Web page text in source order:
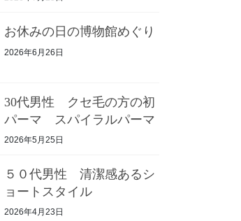
お休みの日の博物館めぐり
2026年6月26日
30代男性 クセ毛の方の初
パーマ スパイラルパーマ
2026年5月25日
５０代男性 清潔感あるシ
ョートスタイル
2026年4月23日